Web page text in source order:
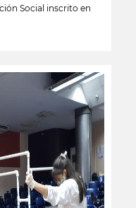
Social inscrito en